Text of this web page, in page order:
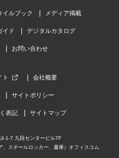
イルブック メディア掲載
イド デジタルカタログ
お問い合わせ
ト 会社概要
サイトポリシー
表記 サイトマップ
1-7 九段センタービル7F
スチールロッカー、書庫）オフィスコム